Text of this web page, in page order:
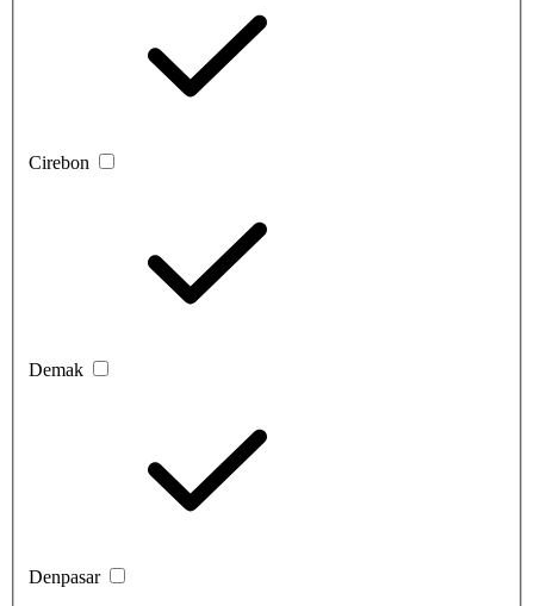
Cirebon
Demak
Denpasar